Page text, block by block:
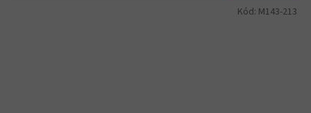
Kód: M143-213